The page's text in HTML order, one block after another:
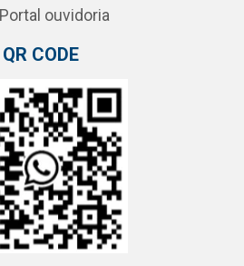
Portal ouvidoria
QR CODE